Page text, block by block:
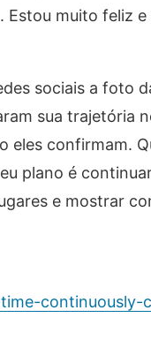
muito feliz e
sociais a foto
sua trajetória
eles confirmam.
plano é
e mostrar
continuously-